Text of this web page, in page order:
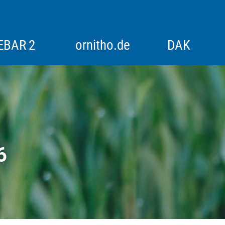
Alpenvogelmonitoring
Historische Bestandserfassungen
Rebhuhn
Rotmilan-Schlafplatzzählung
Synchronzählung Goldregenpfeifer
Synchronzählung Schwäne
2 ornitho.de DAK